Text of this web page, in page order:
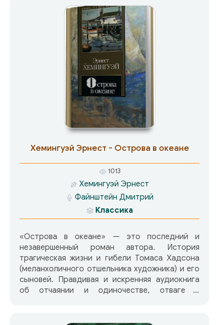
свой лад, ищут опоры в жизни и не находят ее.
Отсюда — лихорадочный темп их
существования, постоянная жажда новых
переживаний и голод по сердечному
человеческому общению. Но почувствовать
себя обновленными, полнокровно живыми они
могут лишь и те редкие минуты, которые
дарует им самозабвенная любовь и дружба,
общение с природой и фиеста.
Хемингуэй Эрнест - Острова в океане
1013
Хемингуэй Эрнест
Файнштейн Дмитрий
Классика
«Острова в океане» — это последний и
незавершенный роман автора. История
трагическая жизни и гибели Томаса Хадсона
(меланхоличного отшельника художника) и его
сыновей. Правдивая и искренняя аудиокнига
об отчаянии и одиночестве, отваге с